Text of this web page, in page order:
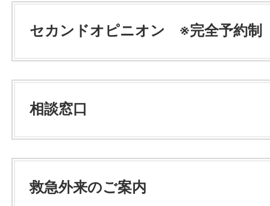
セカンドオピニオン ※完全予約制
相談窓口
救急外来のご案内